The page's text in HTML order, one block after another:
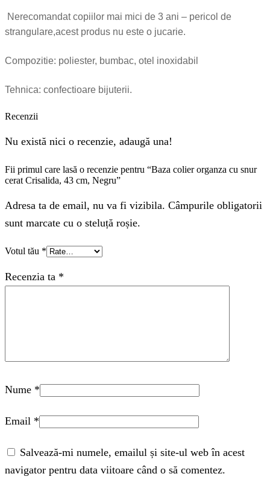
Nerecomandat copiilor mai mici de 3 ani – pericol de
strangulare,acest produs nu este o jucarie.
Compozitie: poliester, bumbac, otel inoxidabil
Tehnica: confectioare bijuterii.
Recenzii
Nu există nici o recenzie, adaugă una!
Fii primul care lasă o recenzie pentru “Baza colier organza cu snur
cerat Crisalida, 43 cm, Negru”
Adresa ta de email, nu va fi vizibila. Câmpurile obligatorii
sunt marcate cu o steluță roșie.
Votul tău *
Recenzia ta *
Nume *
Email *
Salvează-mi numele, emailul și site-ul web în acest
navigator pentru data viitoare când o să comentez.